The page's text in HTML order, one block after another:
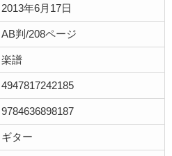
2013年6月17日
AB判/208ページ
楽譜
4947817242185
9784636898187
ギター